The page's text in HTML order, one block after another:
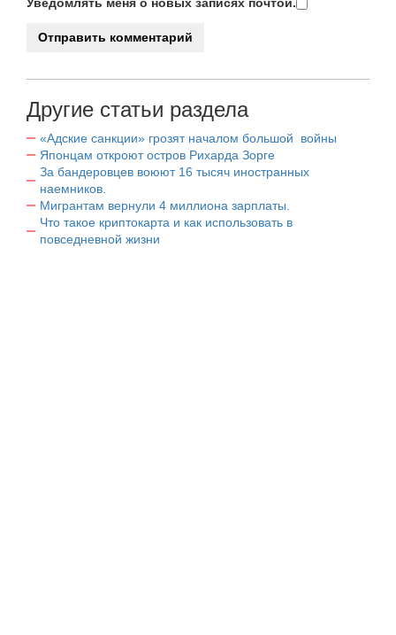
Другие статьи раздела
«Адские санкции» грозят началом большой войны
Японцам откроют остров Рихарда Зорге
За бандеровцев воюют 16 тысяч иностранных
наемников.
Мигрантам вернули 4 миллиона зарплаты.
Что такое криптокарта и как использовать в
повседневной жизни